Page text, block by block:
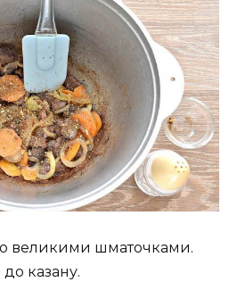
великими шматочками.
казану.